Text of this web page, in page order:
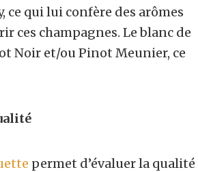
qui lui confère des arômes
ces champagnes. Le blanc de
Noir et/ou Pinot Meunier, ce
permet d’évaluer la qualité